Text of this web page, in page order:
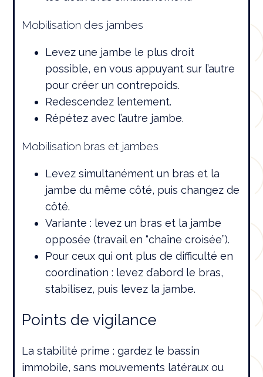
Mobilisation des jambes
Levez une jambe le plus droit
possible, en vous appuyant sur l’autre
pour créer un contrepoids.
Redescendez lentement.
Répétez avec l’autre jambe.
Mobilisation bras et jambes
Levez simultanément un bras et la
jambe du même côté, puis changez de
côté.
Variante : levez un bras et la jambe
opposée (travail en “chaîne croisée”).
Pour ceux qui ont plus de difficulté en
coordination : levez d’abord le bras,
stabilisez, puis levez la jambe.
Points de vigilance
La stabilité prime : gardez le bassin
immobile, sans mouvements latéraux ou